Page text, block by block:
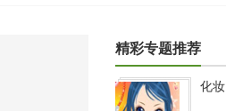
精彩专题推荐
化妆